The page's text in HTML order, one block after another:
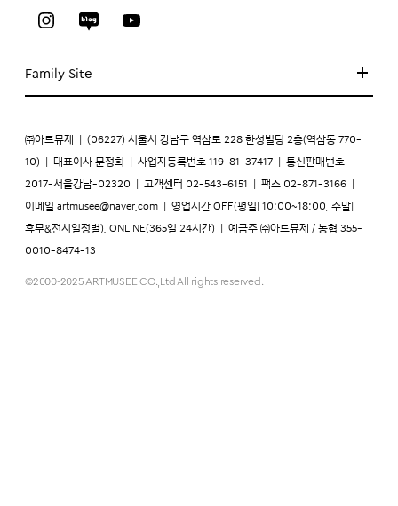
Family Site
㈜아트뮤제 (06227) 서울시 강남구 역삼로 228 한성빌딩 2층(역삼동 770-
10) 대표이사 문정희 사업자등록번호 119-81-37417 통신판매번호
2017-서울강남-02320 고객센터 02-543-6151 팩스 02-871-3166
이메일 artmusee@naver.com 영업시간 OFF(평일| 10:00~18:00, 주말|
휴무&전시일정별), ONLINE(365일 24시간) 예금주 ㈜아트뮤제 / 농협 355-
0010-8474-13
©2000-2025 ARTMUSEE CO.,Ltd All rights reserved.